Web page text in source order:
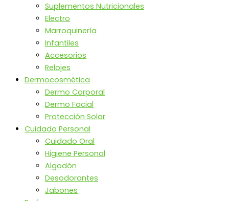
Suplementos Nutricionales
Electro
Marroquinería
Infantiles
Accesorios
Relojes
Dermocosmética
Dermo Corporal
Dermo Facial
Protección Solar
Cuidado Personal
Cuidado Oral
Higiene Personal
Algodón
Desodorantes
Jabones